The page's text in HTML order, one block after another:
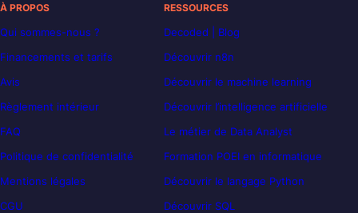
À PROPOS
Qui sommes-nous ?
Financements et tarifs
Avis
Règlement intérieur
FAQ
Politique de confidentialité
Mentions légales
CGU
RESSOURCES
Decoded | Blog
Découvrir n8n
Découvrir le machine learning
Découvrir l’intelligence artificielle
Le métier de Data Analyst
Formation POEI en informatique
Découvrir le langage Python
Découvrir SQL